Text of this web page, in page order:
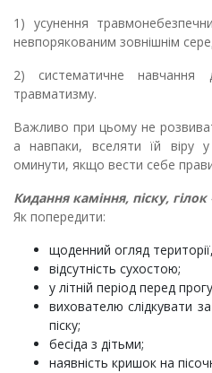
1) усунення
невпорякованим зовнішнім
2) систематичне навчання
травматизму.
Важливо при цьому не
а навпаки, вселяти їй
оминути, якщо вести себе
Кидання каміння, піску, гілок
Як попередити:
щоденний огляд
відсутність сухостою;
у літній період перед
вихователю слідкувати
піску;
бесіда з дітьми;
наявність кришок на